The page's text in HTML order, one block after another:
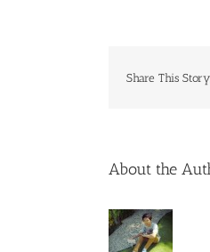
Share This
About the